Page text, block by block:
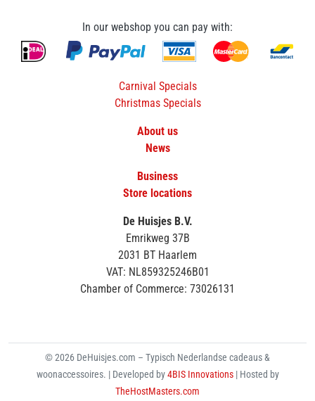
In our webshop you can pay with:
Carnival Specials
Christmas Specials
About us
News
Business
Store locations
De Huisjes B.V.
Emrikweg 37B
2031 BT Haarlem
VAT: NL859325246B01
Chamber of Commerce: 73026131
© 2026 DeHuisjes.com – Typisch Nederlandse cadeaus &
woonaccessoires. | Developed by4BIS Innovations | Hosted by
TheHostMasters.com